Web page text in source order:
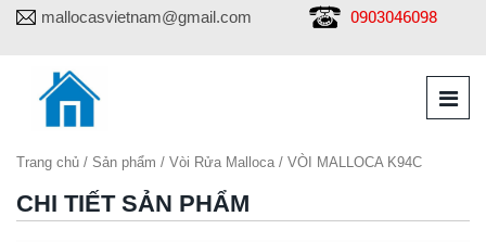
mallocasvietnam@gmail.com 0903046098
Trang chủ / Sản phẩm / Vòi Rửa Malloca / VÒI MALLOCA K94C
CHI TIẾT SẢN PHẨM